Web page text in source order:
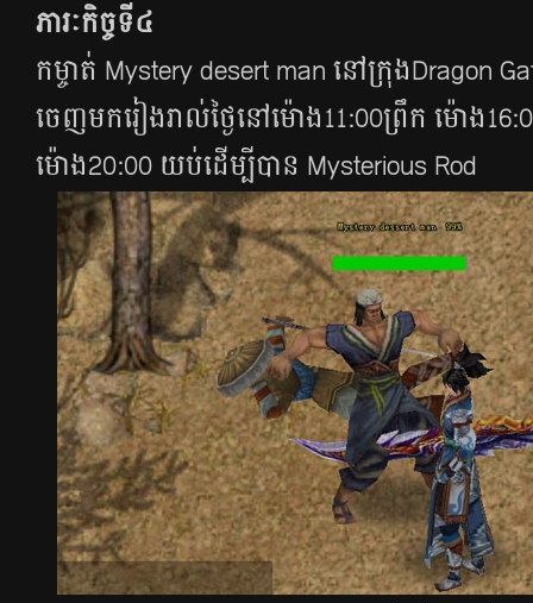
ភារៈកិច្ចទី៤
កម្ចាត់​ Mystery desert man នៅក្រុង​Dragon
ចេញមករៀងរាល់ថ្ងៃនៅម៉ោង​11:00ព្រឹក ម៉ោង​
ម៉ោង20:00 យប់​ដើម្បី​បាន​​​​ Mysterious Rod